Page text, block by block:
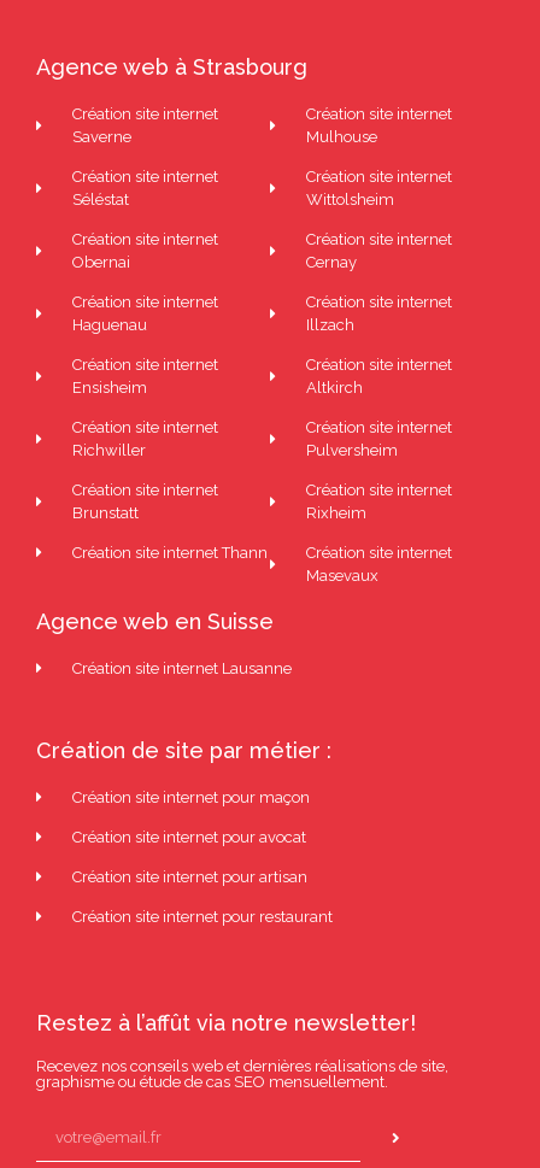
Agence web à Strasbourg
Création site internet
Saverne
Création site internet
Séléstat
Création site internet
Obernai
Création site internet
Haguenau
Création site internet
Ensisheim
Création site internet
Richwiller
Création site internet
Brunstatt
Création site internet Thann
Création site internet
Mulhouse
Création site internet
Wittolsheim
Création site internet
Cernay
Création site internet
Illzach
Création site internet
Altkirch
Création site internet
Pulversheim
Création site internet
Rixheim
Création site internet
Masevaux
Agence web en Suisse
Création site internet Lausanne
Création de site par métier :
Création site internet pour maçon
Création site internet pour avocat
Création site internet pour artisan
Création site internet pour restaurant
Restez à l’affût via notre newsletter!
Recevez nos conseils web et dernières réalisations de site,
graphisme ou étude de cas SEO mensuellement.